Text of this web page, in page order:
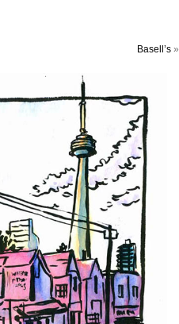
Basell’s »